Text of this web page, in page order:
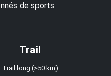
de sports
Trail
Trail long (>50 km)